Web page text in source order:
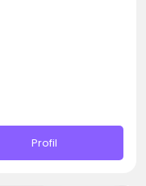
Profil